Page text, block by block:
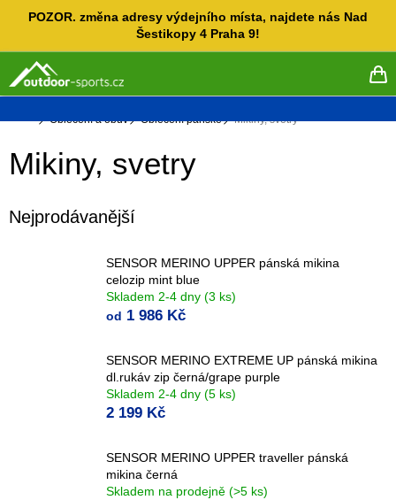
POZOR. změna adresy výdejního místa, najdete nás Nad
Šestikopy 4 Praha 9!
Domů
Oblečení a obuv Oblečení pánské Mikiny, svetry
Mikiny, svetry
Nejprodávanější
SENSOR MERINO UPPER pánská mikina
celozip mint blue
Skladem 2-4 dny (3 ks)
od 1 986 Kč
SENSOR MERINO EXTREME UP pánská mikina
dl.rukáv zip černá/grape purple
Skladem 2-4 dny (5 ks)
2 199 Kč
SENSOR MERINO UPPER traveller pánská
mikina černá
Skladem na prodejně (>5 ks)